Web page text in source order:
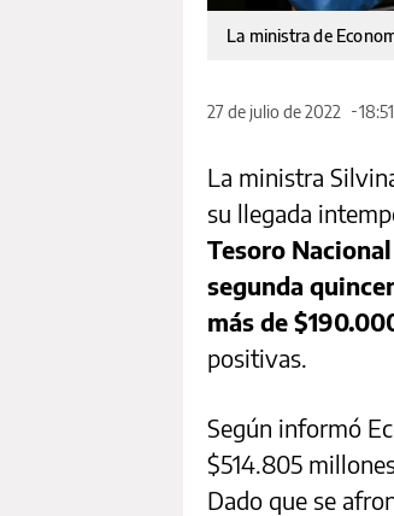
La ministra de
27 de julio de 2022
La ministra
su llegada
Tesoro
segunda
más de
positivas.
Según informó
$514.805
Dado que se